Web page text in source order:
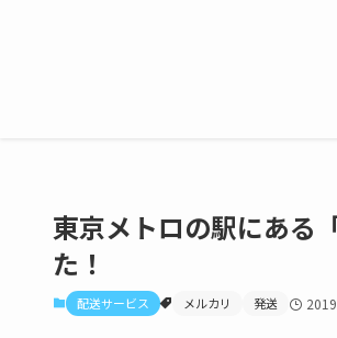
東京メトロの駅にある
た！
配送サービス メルカリ 発送